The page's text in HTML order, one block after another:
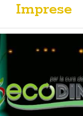
Imprese